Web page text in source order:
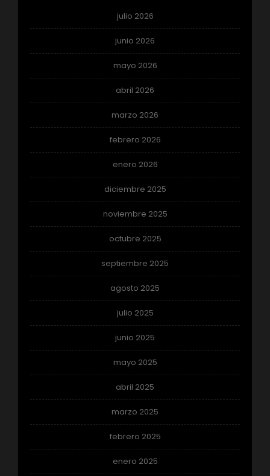
julio 2026
junio 2026
mayo 2026
abril 2026
marzo 2026
febrero 2026
enero 2026
diciembre 2025
noviembre 2025
octubre 2025
septiembre 2025
agosto 2025
julio 2025
junio 2025
mayo 2025
abril 2025
marzo 2025
febrero 2025
enero 2025